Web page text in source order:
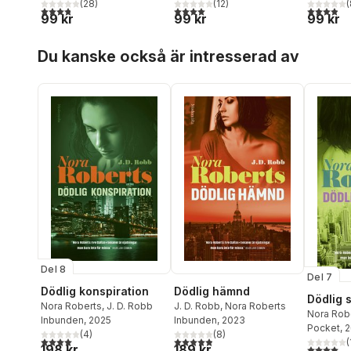
3,8utav 5 stjärnor. Totalt antal röster:
(28)
99 kr
4,0utav 5 stjärnor. Totalt antal röster:
(12)
99 kr
3,9utav (
99 kr
Du kanske också är intresserad av
Del 8
Dödlig konspiration
Nora Roberts, J. D. Robb
Inbunden, 2025
4,0utav 5 stjärnor. Totalt antal röster:
(4)
Dödlig hämnd
J. D. Robb, Nora Roberts
Inbunden, 2023
4,9utav 5 stjärnor. Totalt antal röster:
(8)
Del 7
Dödlig
Nora
Pocket,
4,0utav (